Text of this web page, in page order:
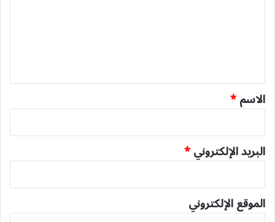
ق
*
الاسم*
البريد الإلكتروني*
الموقع الإلكتروني